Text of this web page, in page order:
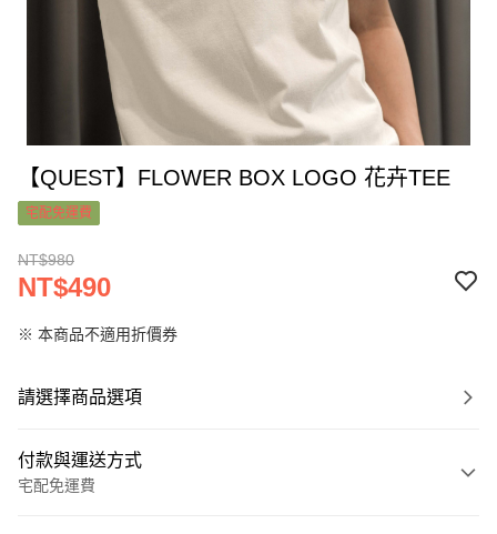
【QUEST】FLOWER BOX LOGO 花卉TEE
宅配免運費
NT$980
NT$490
※ 本商品不適用折價券
請選擇商品選項
付款與運送方式
宅配免運費